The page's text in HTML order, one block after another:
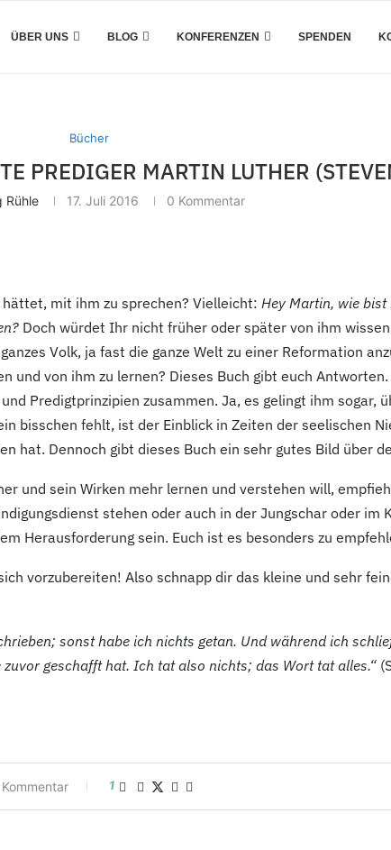
ÜBER UNS BLOG KONFERENZEN SPENDEN
Bücher
PREDIGER MARTIN LUTHER
Rühle 17. Juli 2016 0 Kommentar
mit ihm zu sprechen? Vielleicht: Hey Martin, wie
? Doch würdet Ihr nicht früher oder später von ihm
Volk, ja fast die ganze Welt zu einer Reformation
und von ihm zu lernen? Dieses Buch gibt euch
Predigtprinzipien zusammen. Ja, es gelingt ihm sogar,
bisschen fehlt, ist der Einblick in Zeiten der seelischen
hat. Dennoch gibt dieses Buch ein sehr gutes Bild über
und sein Wirken mehr lernen und verstehen will,
stehen oder auch in der Jungschar oder im
Herausforderung sein. Euch ist es besonders zu
vorzubereiten! Also schnapp dir das kleine und sehr
sonst habe ich nichts getan. Und während ich
geschafft hat. Ich tat also nichts; das Wort tat alles.“
1